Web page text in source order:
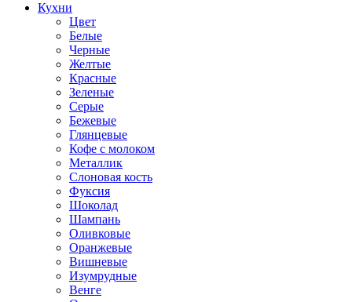
Кухни
Цвет
Белые
Черные
Желтые
Красные
Зеленые
Серые
Бежевые
Глянцевые
Кофе с молоком
Металлик
Слоновая кость
Фуксия
Шоколад
Шампань
Оливковые
Оранжевые
Вишневые
Изумрудные
Венге